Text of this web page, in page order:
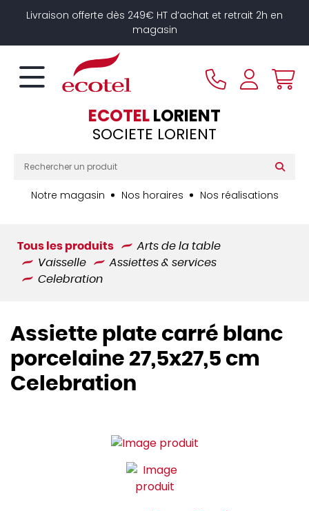
Livraison offerte dès 249€ HT d’achat et retrait 2h en
magasin
ECOTELLORIENT
SOCIETE LORIENT
Notre magasin Nos horaires Nos réalisations
Tous les produits
Arts de la table
Vaisselle
Assiettes & services
Celebration
Assiette plate carré blanc
porcelaine 27,5x27,5 cm
Celebration
Panneau de gestion des cookies